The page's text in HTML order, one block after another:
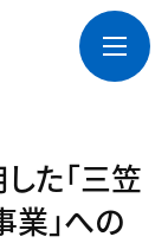
た「三笠
」への